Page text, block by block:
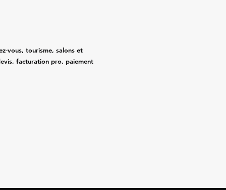
tourisme, salons et
facturation pro, paiement